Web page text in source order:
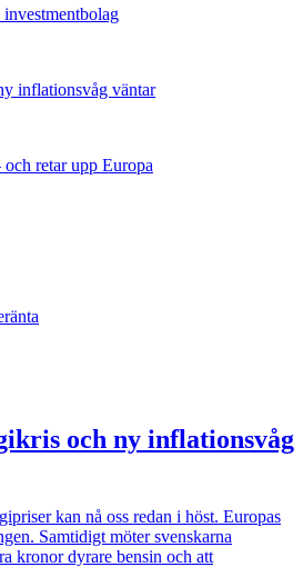
inflationsvåg väntar
retar upp Europa
och ny inflationsvåg
kan nå oss redan i höst. Europas
Samtidigt möter svenskarna
kronor dyrare bensin och att